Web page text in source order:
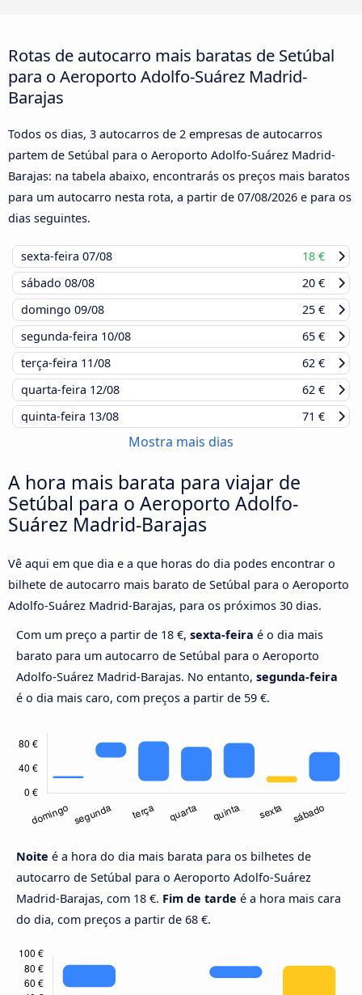
Rotas de autocarro mais baratas de Setúbal
para o Aeroporto Adolfo-Suárez Madrid-
Barajas
Todos os dias, 3 autocarros de 2 empresas de autocarros
partem de Setúbal para o Aeroporto Adolfo-Suárez Madrid-
Barajas: na tabela abaixo, encontrarás os preços mais baratos
para um autocarro nesta rota, a partir de 07/08/2026 e para os
dias seguintes.
sexta-feira 07/08
18 €
sábado 08/08
20 €
domingo 09/08
25 €
segunda-feira 10/08
65 €
terça-feira 11/08
62 €
quarta-feira 12/08
62 €
quinta-feira 13/08 71 €
Mostra mais dias
A hora mais barata para viajar de
Setúbal para o Aeroporto Adolfo-
Suárez Madrid-Barajas
Vê aqui em que dia e a que horas do dia podes encontrar o
bilhete de autocarro mais barato de Setúbal para o Aeroporto
Adolfo-Suárez Madrid-Barajas, para os próximos 30 dias.
Com um preço a partir de 18 €, sexta-feira é o dia mais
barato para um autocarro de Setúbal para o Aeroporto
Adolfo-Suárez Madrid-Barajas. No entanto, segunda-feira
é o dia mais caro, com preços a partir de 59 €.
Noite é a hora do dia mais barata para os bilhetes de
autocarro de Setúbal para o Aeroporto Adolfo-Suárez
Madrid-Barajas, com 18 €. Fim de tarde é a hora mais cara
do dia, com preços a partir de 68 €.